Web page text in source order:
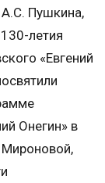
Пушкина,
летия
«Евгений
Онегин» в
Мироновой,